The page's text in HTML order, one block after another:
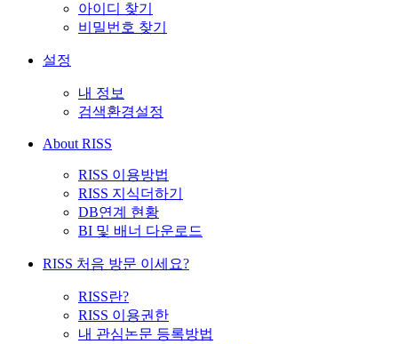
아이디 찾기
비밀번호 찾기
설정
내 정보
검색환경설정
About RISS
RISS 이용방법
RISS 지식더하기
DB연계 현황
BI 및 배너 다운로드
RISS 처음 방문 이세요?
RISS란?
RISS 이용권한
내 관심논문 등록방법